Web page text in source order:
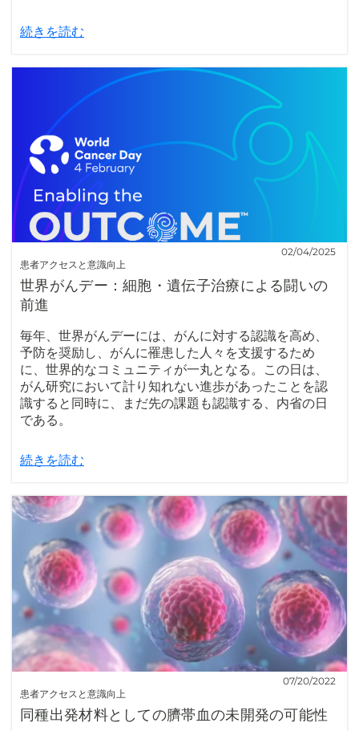
続きを読む
患者アクセスと意識向上
02/04/2025
世界がんデー：細胞・遺伝子治療による闘いの
前進
毎年、世界がんデーには、がんに対する認識を高め、
予防を奨励し、がんに罹患した人々を支援するため
に、世界的なコミュニティが一丸となる。この日は、
がん研究において計り知れない進歩があったことを認
識すると同時に、まだ先の課題も認識する、内省の日
である。
続きを読む
患者アクセスと意識向上
07/20/2022
同種出発材料としての臍帯血の未開発の可能性